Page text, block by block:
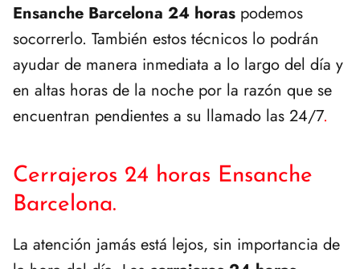
Ensanche Barcelona 24 horas podemos
socorrerlo. También estos técnicos lo podrán
ayudar de manera inmediata a lo largo del día y
en altas horas de la noche por la razón que se
encuentran pendientes a su llamado las 24/7.
Cerrajeros 24 horas Ensanche
Barcelona.
La atención jamás está lejos, sin importancia de